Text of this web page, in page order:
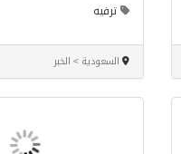
ترفيه
السعودية > الخبر